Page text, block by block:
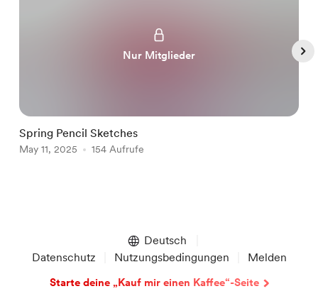
Nur Mitglieder
Spring Pencil Sketches
May 11, 2025 154 Aufrufe
Deutsch
Datenschutz
Nutzungsbedingungen Melden
Starte deine „Kauf mir einen Kaffee“-Seite